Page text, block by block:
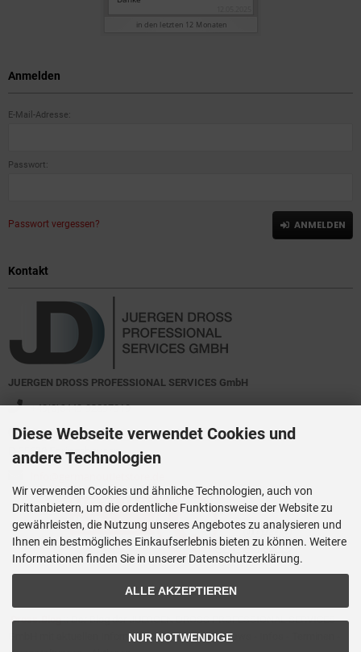
Anmelden
E-Mail-Adresse:
Passwort:
Passwort vergessen? ANMELDEN
Kontakt
JUERGEN DROSS PROFESSIONAL SERVICES GmbH
+49(0)6449-92897919
Kirchstraße 44
D-35630 Ehringshausen
Dross.Blog::Der Blog der JUERGEN DROSS PROFESSIONAL SERVICES
GmbH mit aktuellen Informationen zu Technik - News - Infos - Terminen -
Diese Webseite verwendet Cookies und
andere Technologien
Wir verwenden Cookies und ähnliche Technologien, auch von
Drittanbietern, um die ordentliche Funktionsweise der Website zu
gewährleisten, die Nutzung unseres Angebotes zu analysieren und
Ihnen ein bestmögliches Einkaufserlebnis bieten zu können. Weitere
Informationen finden Sie in unserer Datenschutzerklärung.
ALLE AKZEPTIEREN
NUR NOTWENDIGE